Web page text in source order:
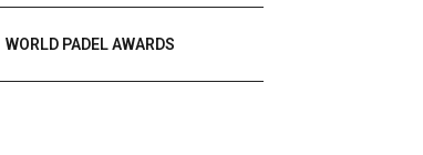
WORLD PADEL AWARDS